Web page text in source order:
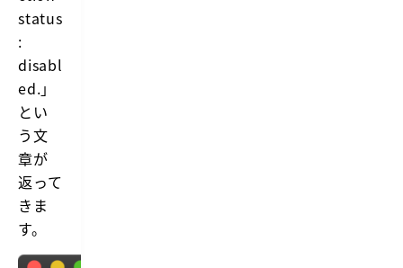
status
:
disabl
ed.」
とい
う文
章が
返って
きま
す。